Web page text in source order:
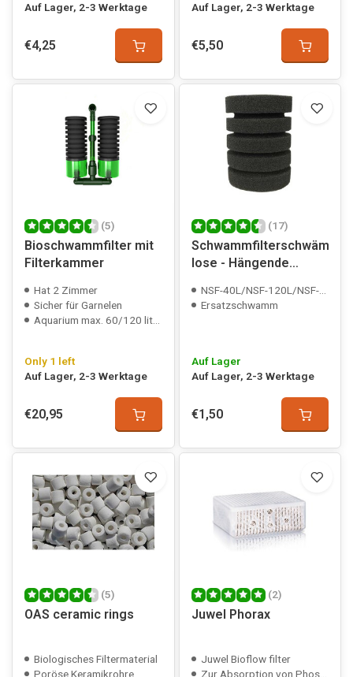
Auf Lager, 2-3 Werktage
€4,25
Auf Lager, 2-3 Werktage
€5,50
(5)
Bioschwammfilter mit
Filterkammer
Hat 2 Zimmer
Sicher für Garnelen
Aquarium max. 60/120 liter
Only 1 left
Auf Lager, 2-3 Werktage
€20,95
(17)
Schwammfilterschwämme
lose - Hängende
NSF-40L/NSF-120L/NSF-200L compatible
Ersatzschwamm
Auf Lager
Auf Lager, 2-3 Werktage
€1,50
(5)
OAS ceramic rings
Biologisches Filtermaterial
Poröse Keramikrohre
(2)
Juwel Phorax
Juwel Bioflow filter
Zur Absorption von Phosphaten